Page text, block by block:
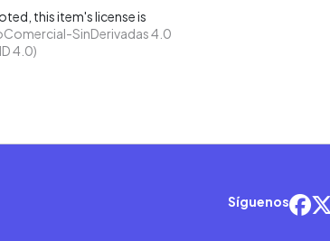
this item's license is
SinDerivadas 4.0
4.0)
Síguenos